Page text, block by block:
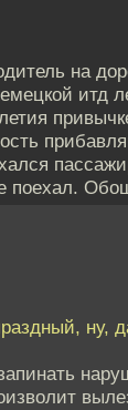
на
итд
поехал.
ну,